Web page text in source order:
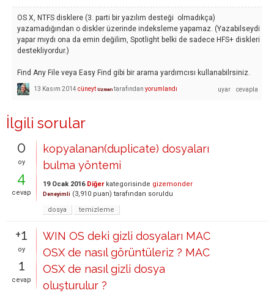
OS X, NTFS disklere (3. parti bir yazılım desteği olmadıkça)
yazamadığından o diskler üzerinde indeksleme yapamaz. (Yazabilseydi
yapar mıydı ona da emin değilim, Spotlight belki de sadece HFS+ diskleri
destekliyordur.)
Find Any File veya Easy Find gibi bir arama yardımcısı kullanabilrsiniz.
13 Kasım 2014 cüneyt Uzman tarafından yorumlandı
İlgili sorular
0
oy
4
cevap
kopyalanan(duplicate) dosyaları
bulma yöntemi
19 Ocak 2016 Diğerkategorisinde gizemonder
Deneyimli (3,910 puan) tarafından soruldu
dosya
temizleme
+1
oy
1
cevap
WIN OS deki gizli dosyaları MAC
OSX de nasıl görüntüleriz ? MAC
OSX de nasıl gizli dosya
oluşturulur ?